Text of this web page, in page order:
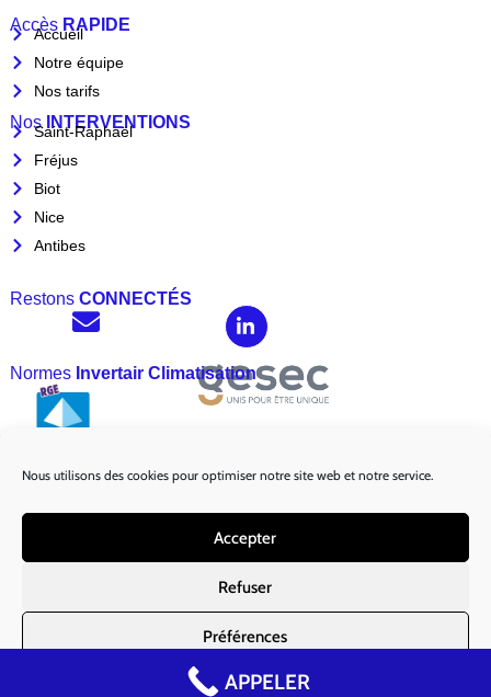
Nous utilisons des cookies pour optimiser notre site web et notre service.
Accepter
Refuser
Préférences
Politique de cookies
Accès RAPIDE
Accueil
Notre équipe
Nos tarifs
Nos INTERVENTIONS
Saint-Raphaël
Fréjus
Biot
Nice
Antibes
Restons CONNECTÉS
Normes Invertair Climatisation
MarquesPartenaires :
Mentions légales |Politique de Cookies EU
APPELER